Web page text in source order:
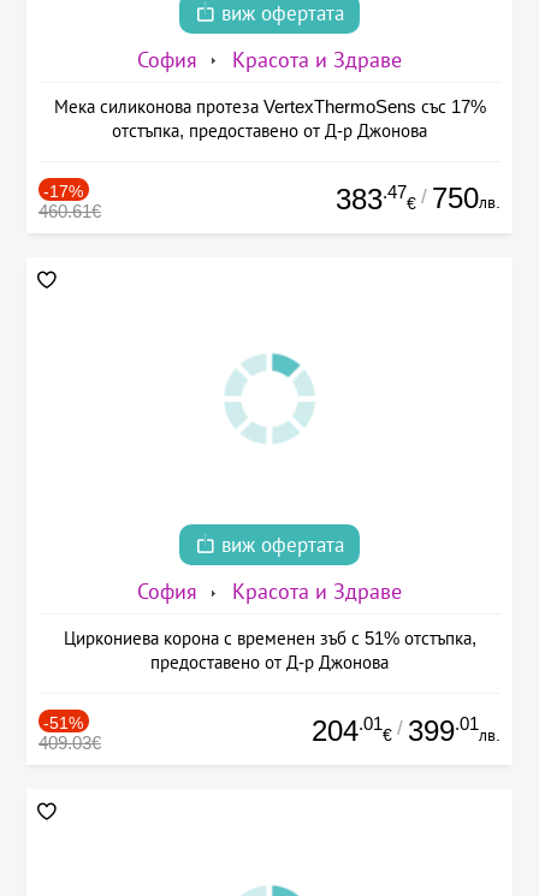
виж офертата
София Красота и Здраве
Мека силиконова протеза VertexThermoSens със 17%
отстъпка, предоставено от Д-р Джонова
-17%
460.61€ 383.47
€ / 750лв.
виж офертата
София Красота и Здраве
Циркониева корона с временен зъб с 51% отстъпка,
предоставено от Д-р Джонова
-51%
409.03€ 204.01
€ / 399.01
лв.